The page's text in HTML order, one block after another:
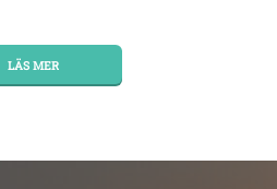
LÄS MER